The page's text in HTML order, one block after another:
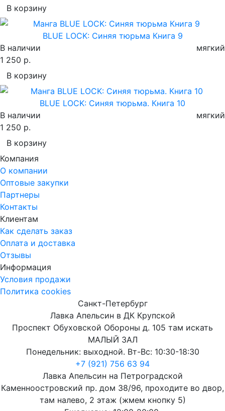
В корзину
BLUE LOCK: Синяя тюрьма Книга 9
В наличии
мягкий
1 250 р.
В корзину
BLUE LOCK: Синяя тюрьма. Книга 10
В наличии
мягкий
1 250 р.
В корзину
Компания
О компании
Оптовые закупки
Партнеры
Контакты
Клиентам
Как сделать заказ
Оплата и доставка
Отзывы
Информация
Условия продажи
Политика cookies
Санкт-Петербург
Лавка Апельсин в ДК Крупской
Проспект Обуховской Обороны д. 105 там искать
МАЛЫЙ ЗАЛ
Понедельник: выходной. Вт-Вс: 10:30-18:30
+7 (921) 756 63 94
Лавка Апельсин на Петроградской
Каменноостровский пр. дом 38/96, проходите во двор,
там налево, 2 этаж (жмем кнопку 5)